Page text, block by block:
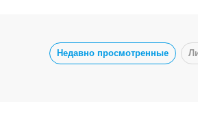
Недавно просмотренные